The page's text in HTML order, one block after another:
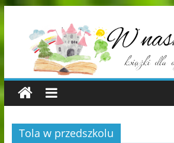
Tola w przedszkolu